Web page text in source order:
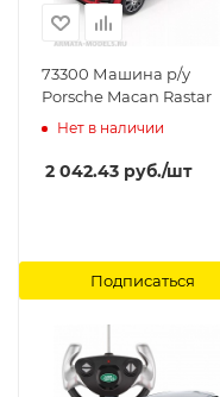
73300 Машина р/у
Porsche Macan Rastar
Нет в наличии
2 042.43 руб./шт
Подписаться